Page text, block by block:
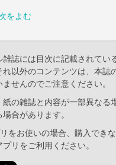
をよむ
誌には目次に記載されてい
れ以外のコンテンツは、本誌
せんのでご注意ください。
の雑誌と内容が一部異なる
合があります。
をお使いの場合、購入でき
リをご利用ください。